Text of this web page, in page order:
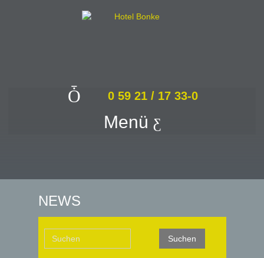
0 59 21 / 17 33-0
Menü
NEWS